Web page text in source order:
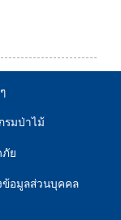
รมป่าไม้
ภัย
ข้อมูลส่วนบุคคล